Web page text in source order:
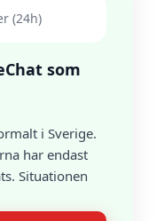
(24h)
som
i Sverige.
har endast
Situationen